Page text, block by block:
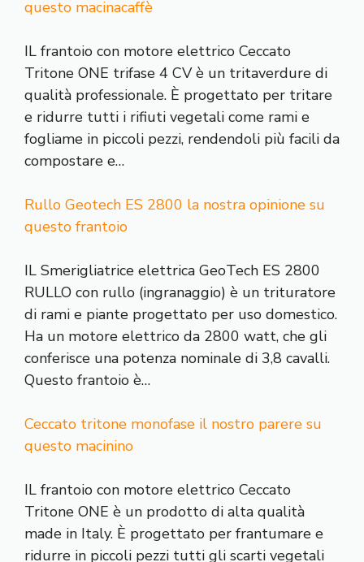
questo macinacaffè
IL frantoio con motore elettrico Ceccato
Tritone ONE trifase 4 CV è un tritaverdure di
qualità professionale. È progettato per tritare
e ridurre tutti i rifiuti vegetali come rami e
fogliame in piccoli pezzi, rendendoli più facili da
compostare e…
Rullo Geotech ES 2800 la nostra opinione su
questo frantoio
IL Smerigliatrice elettrica GeoTech ES 2800
RULLO con rullo (ingranaggio) è un trituratore
di rami e piante progettato per uso domestico.
Ha un motore elettrico da 2800 watt, che gli
conferisce una potenza nominale di 3,8 cavalli.
Questo frantoio è…
Ceccato tritone monofase il nostro parere su
questo macinino
IL frantoio con motore elettrico Ceccato
Tritone ONE è un prodotto di alta qualità
made in Italy. È progettato per frantumare e
ridurre in piccoli pezzi tutti gli scarti vegetali